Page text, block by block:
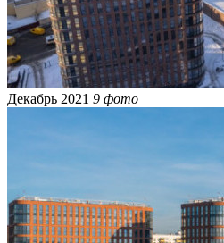
Декабрь 2021 9 фото